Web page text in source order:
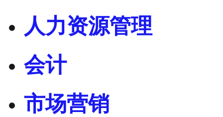
人力资源管理
会计
市场营销